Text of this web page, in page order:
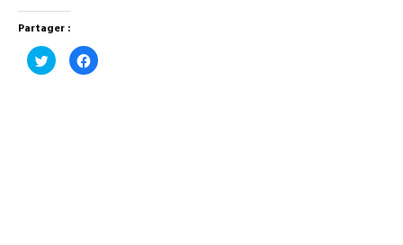
Partager :
Cliquez
pour
partager
Cliquez
pour